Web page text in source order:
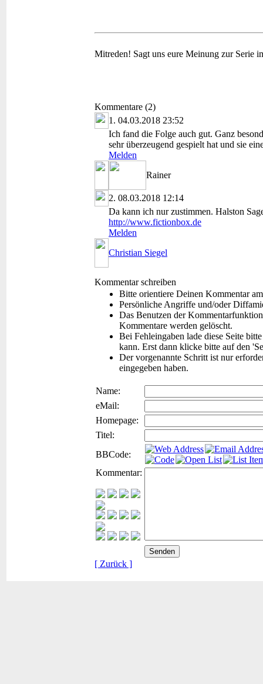
Mitreden! Sagt uns eure Meinung zur Serie
Kommentare (2)
1. 04.03.2018 23:52
Ich fand die Folge auch gut. Ganz
sehr überzeugend gespielt hat und sie
Melden
Rainer
2. 08.03.2018 12:14
Da kann ich nur zustimmen. Halston
http://www.fictionbox.de
Melden
Christian Siegel
Kommentar schreiben
Bitte orientiere Deinen Kommentar
Persönliche Angriffe und/oder
Das Benutzen der
Kommentare werden gelöscht.
Bei Fehleingaben lade diese Seite
kann. Erst dann klicke bitte auf den
Der vorgenannte Schritt ist nur
eingegeben haben.
Name:
eMail:
Homepage:
Titel:
BBCode:
Kommentar:
[ Zurück ]